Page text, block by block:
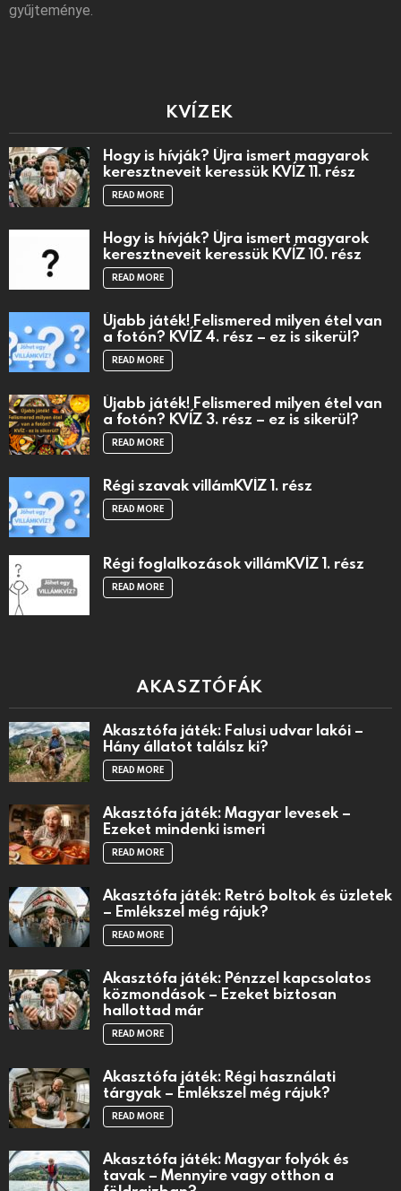
gyűjteménye.
KVÍZEK
Hogy is hívják? Újra ismert magyarok
keresztneveit keressük KVÍZ 11. rész
READ MORE
Hogy is hívják? Újra ismert magyarok
keresztneveit keressük KVÍZ 10. rész
READ MORE
Újabb játék! Felismered milyen étel van
a fotón? KVÍZ 4. rész – ez is sikerül?
READ MORE
Újabb játék! Felismered milyen étel van
a fotón? KVÍZ 3. rész – ez is sikerül?
READ MORE
Régi szavak villámKVÍZ 1. rész
READ MORE
Régi foglalkozások villámKVÍZ 1. rész
READ MORE
AKASZTÓFÁK
Akasztófa játék: Falusi udvar lakói –
Hány állatot találsz ki?
READ MORE
Akasztófa játék: Magyar levesek –
Ezeket mindenki ismeri
READ MORE
Akasztófa játék: Retró boltok és üzletek
– Emlékszel még rájuk?
READ MORE
Akasztófa játék: Pénzzel kapcsolatos
közmondások – Ezeket biztosan
hallottad már
READ MORE
Akasztófa játék: Régi használati
tárgyak – Emlékszel még rájuk?
READ MORE
Akasztófa játék: Magyar folyók és
tavak – Mennyire vagy otthon a